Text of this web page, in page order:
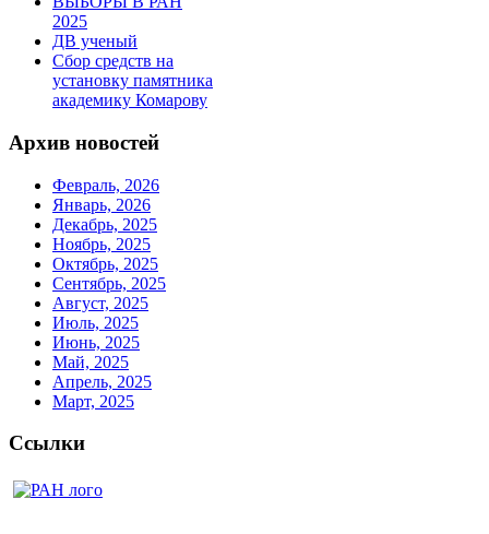
2025
ДВ ученый
Сбор средств на
установку памятника
академику Комарову
Архив новостей
Февраль, 2026
Январь, 2026
Декабрь, 2025
Ноябрь, 2025
Октябрь, 2025
Сентябрь, 2025
Август, 2025
Июль, 2025
Июнь, 2025
Май, 2025
Апрель, 2025
Март, 2025
Ссылки